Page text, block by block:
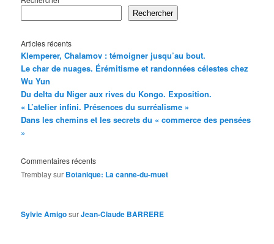
Rechercher
Articles récents
Klemperer, Chalamov : témoigner jusqu’au bout.
Le char de nuages. Érémitisme et randonnées célestes chez
Wu Yun
Du delta du Niger aux rives du Kongo. Exposition.
« L’atelier infini. Présences du surréalisme »
Dans les chemins et les secrets du « commerce des pensées
»
Commentaires récents
Tremblaysur Botanique: La canne-du-muet
Sylvie AmigosurJean-Claude BARRERE